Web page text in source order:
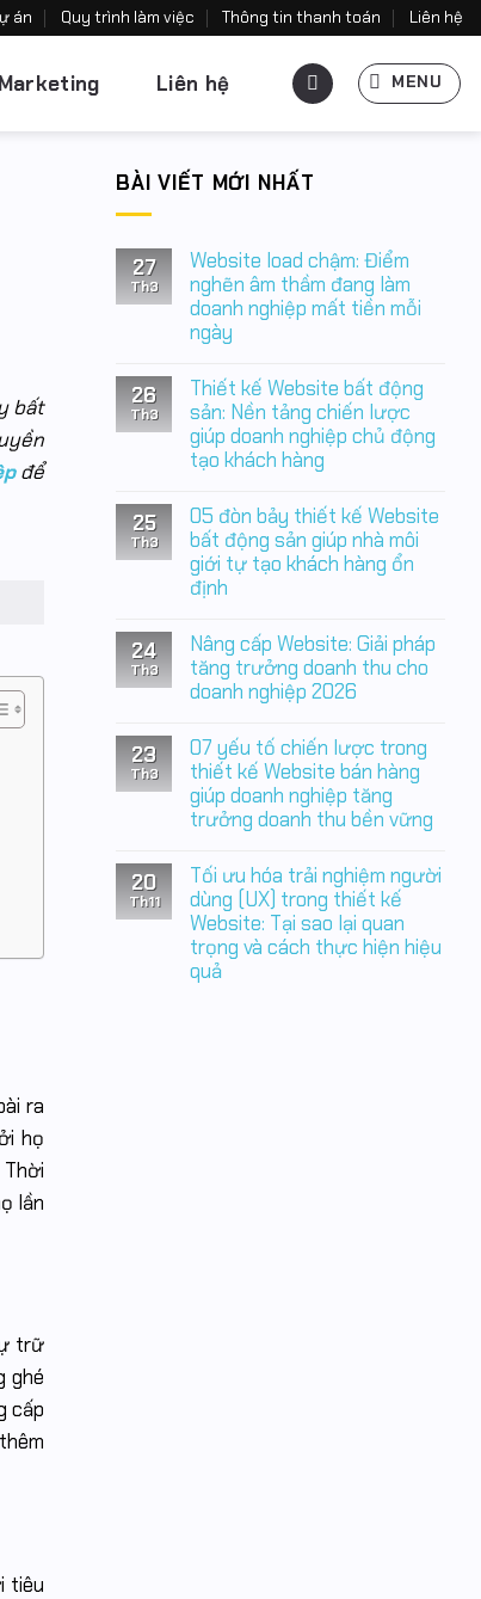
án Quy trình làm việc Thông tin thanh toán Liên hệ
Marketing Liên hệ MENU
bất
để
ra
họ
lần
trữ
ghé
cấp
tiêu
BÀI VIẾT MỚI NHẤT
27
Th3
Website load chậm: Điểm
nghẽn âm thầm đang làm
doanh nghiệp mất tiền mỗi
ngày
bình
luận
ở
Website
load
chậm:
nghẽn
âm
thầm
đang
làm
doanh
tiền
mỗi
ngày
26
Th3
Thiết kế Website bất động
sản: Nền tảng chiến lược
giúp doanh nghiệp chủ động
tạo khách hàng
bình
luận
ở
Thiết
kế
Website
động
sản:
Nền
tảng
chiến
giúp
doanh
nghiệp
chủ
động
tạo
25
Th3
05 đòn bảy thiết kế Website
bất động sản giúp nhà môi
giới tự tạo khách hàng ổn
định
bình
luận
ở
05
thiết
kế
Website
bất
động
sản
nhà
môi
giới
tự
tạo
khách
hàng
ổn
24
Th3
Nâng cấp Website: Giải pháp
tăng trưởng doanh thu cho
doanh nghiệp 2026
bình
luận
ở
Nâng
cấp
pháp
tăng
trưởng
doanh
thu
cho
doanh
nghiệp
23
Th3
07 yếu tố chiến lược trong
thiết kế Website bán hàng
giúp doanh nghiệp tăng
trưởng doanh thu bền vững
bình
luận
ở
07
yếu
chiến
20
Th11
Tối ưu hóa trải nghiệm người
dùng (UX) trong thiết kế
Website: Tại sao lại quan
trọng và cách thực hiện hiệu
quả